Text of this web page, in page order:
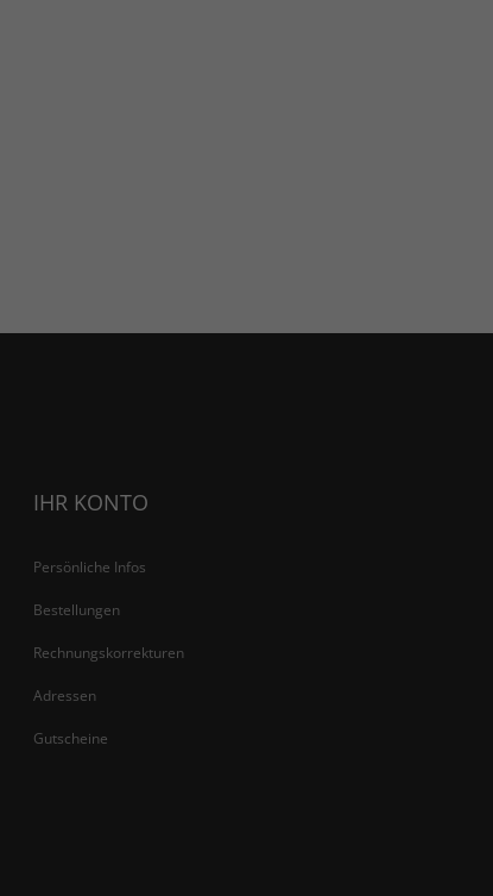
IHR KONTO
Persönliche Infos
Bestellungen
Rechnungskorrekturen
Adressen
Gutscheine